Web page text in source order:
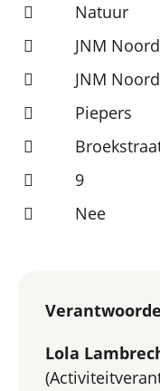
Natuur
JNM
JNM
Piepers
9
Nee
Lola